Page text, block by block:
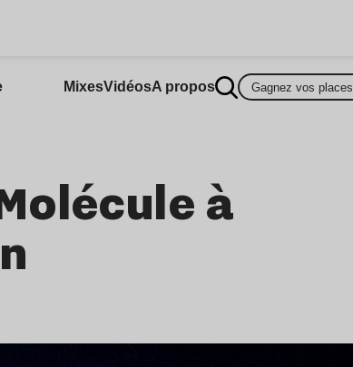
MixesVidéosA propos Gagnez vos places
à